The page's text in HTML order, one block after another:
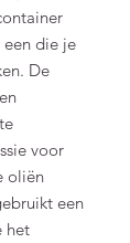
een die je
De
voor
oliën
een
het